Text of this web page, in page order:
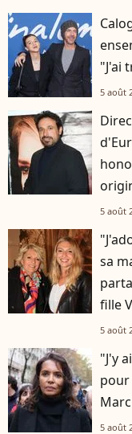
"J'ai
5 août
5 août
sa
fille
5 août
"J'y
pour
5 août